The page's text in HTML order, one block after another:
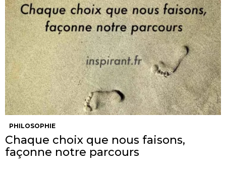
PHILOSOPHIE
Chaque choix que nous faisons,
façonne notre parcours